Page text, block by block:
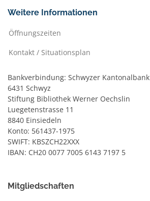
Weitere Informationen
Öffnungszeiten
Kontakt / Situationsplan
Bankverbindung: Schwyzer Kantonalbank
6431 Schwyz
Stiftung Bibliothek Werner Oechslin
Luegetenstrasse 11
8840 Einsiedeln
Konto: 561437-1975
SWIFT: KBSZCH22XXX
IBAN: CH20 0077 7005 6143 7197 5
Mitgliedschaften